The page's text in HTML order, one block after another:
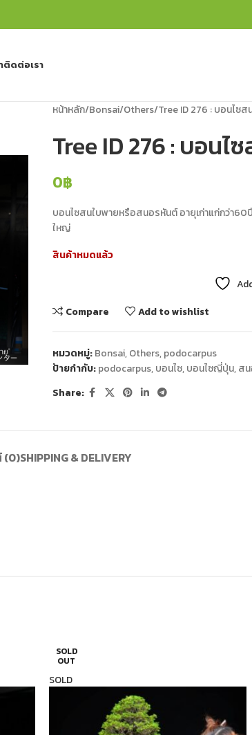
ติดต่อเรา
หน้าหลัก Bonsai Others Tree ID 276 : บอนไซส
Tree ID 276 : บอนไ
0฿
บอนไซสนใบพายหรือสนอรหันต์ อายุเก่าแก่กว่า
ใหญ่
สินค้าหมดแล้ว
Compare
Add to wishlist
หมวดหมู่:Bonsai,Others,podocarpus
ป้ายกำกับ:podocarpus,บอนไซ,บอนไซญี่ปุ่น,ส
Share:
(0)SHIPPING & DELIVERY
SOLD
OUT
SOLD